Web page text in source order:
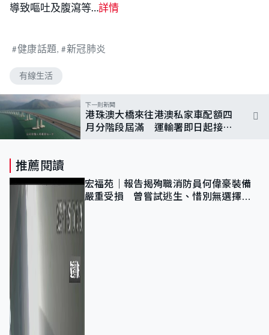
導致嘔吐及腹瀉等…詳情
健康話題 新冠肺炎
有線生活
下一則新聞
港珠澳大橋來往港澳私家車配額四
月分階段屆滿 運輸署即日起接受
推薦閱讀
宏福苑｜報告揭殉職消防員何偉豪裝備
嚴重受損 曾嘗試逃生、惜別無選擇下